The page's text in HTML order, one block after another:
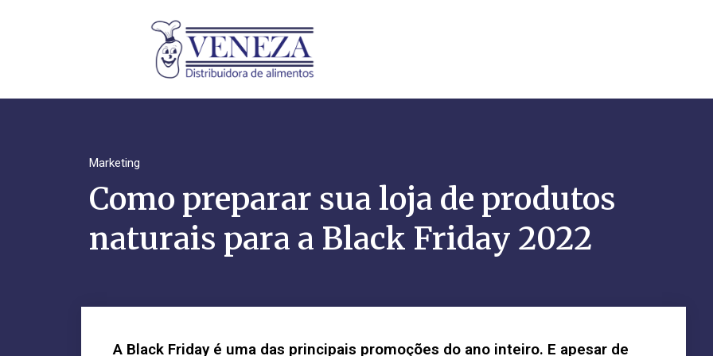
Marketing
Como preparar sua loja de produtos
naturais para a Black Friday 2022
A Black Friday é uma das principais promoções do ano inteiro. E apesar de